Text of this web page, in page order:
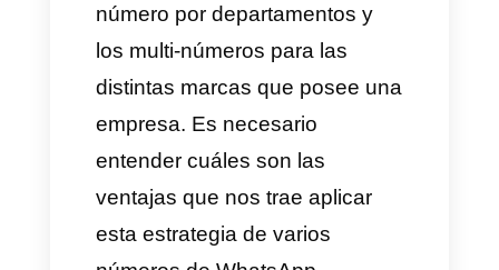
con sub marcas y sub línea de
productos y servicios. Cada
una puede poseer una
identidad empresarial diferente
y, por lo tanto, un solo
WhatsApp no es suficiente para